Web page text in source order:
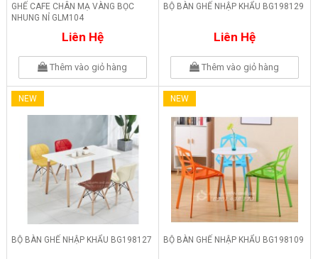
GHẾ CAFE CHÂN MẠ VÀNG BỌC
NHUNG NỈ GLM104
Liên Hệ
Thêm vào giỏ hàng
BỘ BÀN GHẾ NHẬP KHẨU BG198129
Liên Hệ
Thêm vào giỏ hàng
NEW
BỘ BÀN GHẾ NHẬP KHẨU BG198127
NEW
BỘ BÀN GHẾ NHẬP KHẨU BG198109